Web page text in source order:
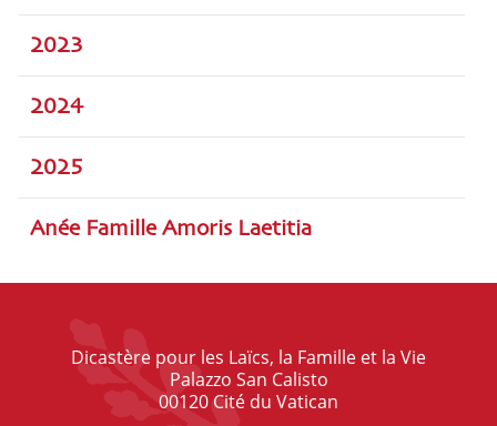
2023
2024
2025
Anée Famille Amoris Laetitia
Dicastère pour les Laïcs, la Famille et la Vie
Palazzo San Calisto
00120 Cité du Vatican